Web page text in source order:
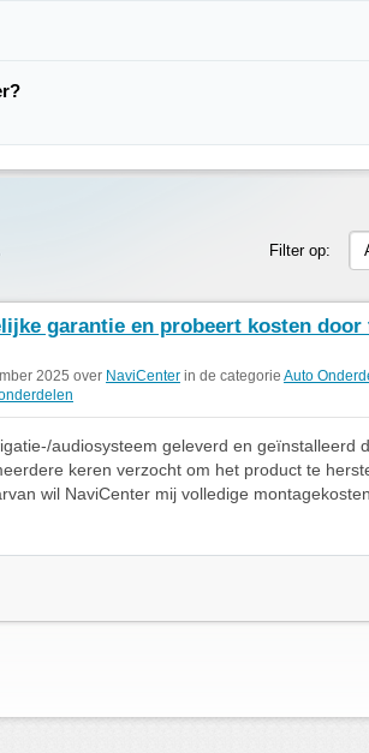
Filter op:
garantie en probeert kosten door
2025 over NaviCenter in de categorie Auto
audiosysteem geleverd en geïnstalleerd
keren verzocht om het product te
wil NaviCenter mij volledige